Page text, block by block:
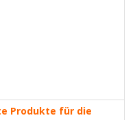
Produkte für die